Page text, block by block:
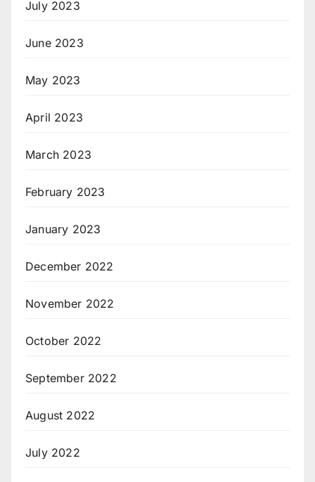
July 2023
June 2023
May 2023
April 2023
March 2023
February 2023
January 2023
December 2022
November 2022
October 2022
September 2022
August 2022
July 2022